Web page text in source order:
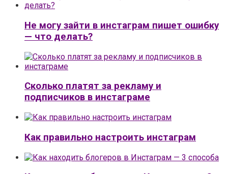
Не могу зайти в инстаграм пишет ошибку
— что делать?
Сколько платят за рекламу и
подписчиков в инстаграме
Как правильно настроить инстаграм